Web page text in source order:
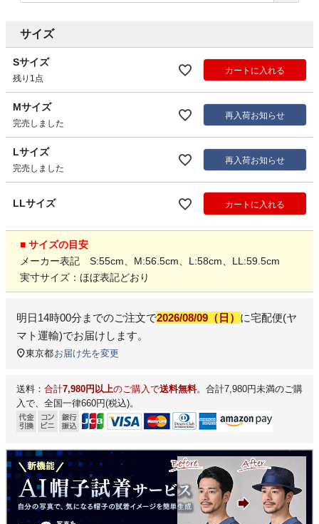
サイズ
Sサイズ
残り1点
カートに入れる
Mサイズ
完売しました
再入荷お知らせ
Lサイズ
完売しました
再入荷お知らせ
LLサイズ カートに入れる
■ サイズの目安
メーカー表記 S:55cm、M:56.5cm、L:58cm、LL:59.5cm
実寸サイズ：ほぼ表記どおり
明日14時00分 までのご注文で2026/08/09（日） に宅配便(ヤ
マト運輸)でお届けします。
東京都お届け先を変更
送料： 合計7,980円以上のご購入で送料無料。合計7,980円未満のご購
入で、全国一律660円(税込)。